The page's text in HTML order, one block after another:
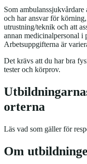
Som
och har ansvar för
utrustning/teknik och att
annan medicinalpersonal i
Arbetsuppgifterna är
Det krävs att du har bra
tester och körprov.
orterna
Läs vad som gäller för
Om